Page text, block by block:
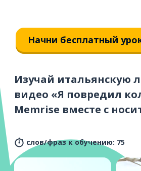
Начни бесплатный
Изучай итальянскую
видео «Я повредил
Memrise вместе с
слов/фраз к обучению: 75